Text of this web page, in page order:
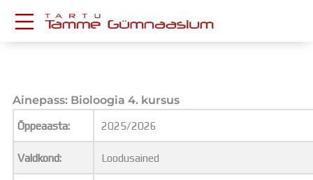
content
Postkast
Drive
Tamme TV
Tamme Leht
Kooliraadio
Ainepass: Bioloogia 4. kursus
Õppeaasta: 2025/2026
Valdkond: Loodusained